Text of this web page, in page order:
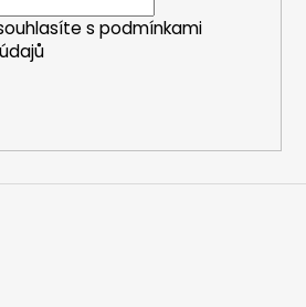
s podmínkami